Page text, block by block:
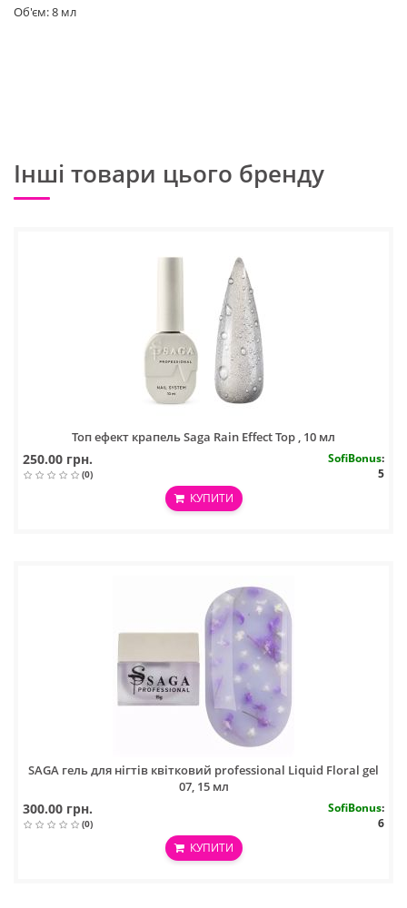
Об'єм: 8 мл
Інші товари цього бренду
Топ ефект крапель Saga Rain Effect Top , 10 мл
250.00 грн.
(0)
SofiBonus:
5
КУПИТИ
SAGA гель для нігтів квітковий professional Liquid Floral gel
07, 15 мл
300.00 грн.
(0)
SofiBonus:
6
КУПИТИ